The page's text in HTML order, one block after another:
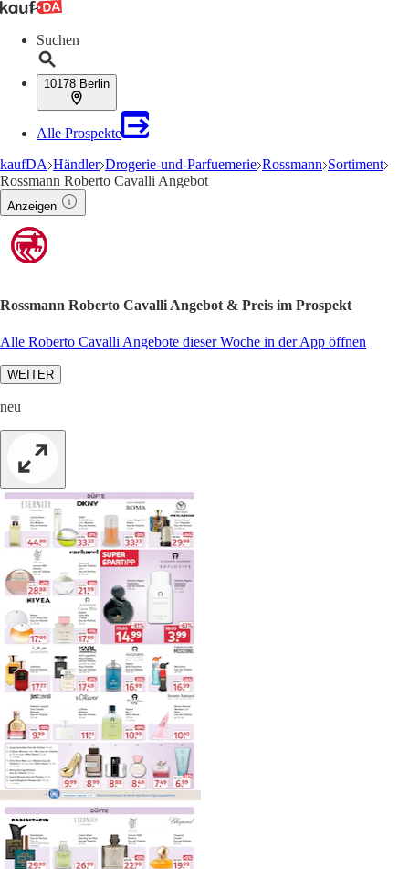
Suchen
10178 Berlin
Alle Prospekte
kaufDA Händler Drogerie-und-Parfuemerie Rossmann Sortiment
Rossmann Roberto Cavalli Angebot
Anzeigen
Rossmann Roberto Cavalli Angebot & Preis im Prospekt
Alle Roberto Cavalli Angebote dieser Woche in der App öffnen
WEITER
neu